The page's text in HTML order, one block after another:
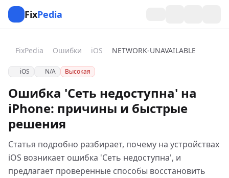
FixPedia
FixPedia Ошибки iOS NETWORK-UNAVAILABLE
iOS N/A Высокая
Ошибка 'Сеть недоступна' на
iPhone: причины и быстрые
решения
Статья подробно разбирает, почему на устройствах
iOS возникает ошибка 'Сеть недоступна', и
предлагает проверенные способы восстановить